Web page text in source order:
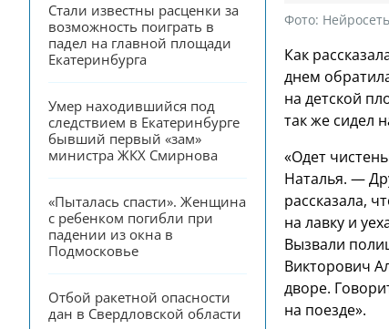
Стали известны расценки за
возможность поиграть в
падел на главной площади
Екатеринбурга
Умер находившийся под
следствием в Екатеринбурге
бывший первый «зам»
министра ЖКХ Смирнова
«Пыталась спасти». Женщина
с ребенком погибли при
падении из окна в
Подмосковье
Отбой ракетной опасности
дан в Свердловской области
Фото: Нейросеть
Как
днем
на детской
так же сидел
«Одет
Наталья. —
рассказала,
на лавку и
Вызвали
Викторович
дворе.
на поезде».